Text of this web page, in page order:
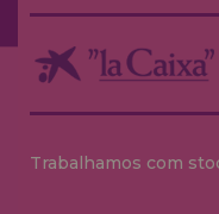
Trabalhamos com